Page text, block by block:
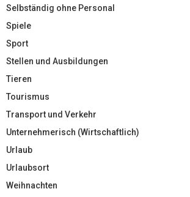
Selbständig ohne Personal
Spiele
Sport
Stellen und Ausbildungen
Tieren
Tourismus
Transport und Verkehr
Unternehmerisch (Wirtschaftlich)
Urlaub
Urlaubsort
Weihnachten